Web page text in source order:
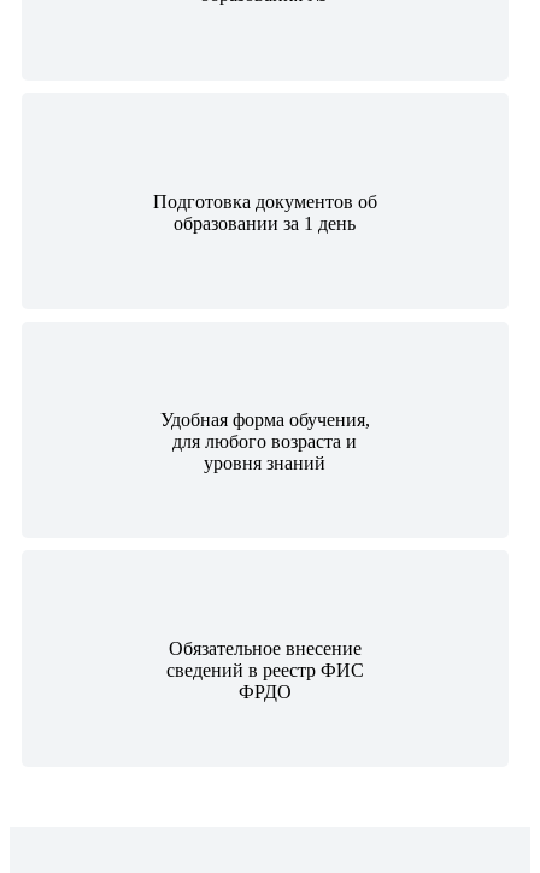
Подготовка документов об
образовании за 1 день
Удобная форма обучения,
для любого возраста и
уровня знаний
Обязательное внесение
сведений в реестр ФИС
ФРДО